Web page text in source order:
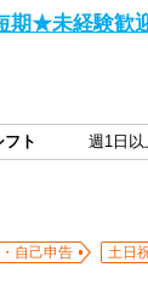
期★未経験歓
フト
週1日
自己申告
土日